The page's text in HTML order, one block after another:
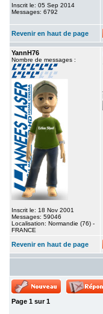
Inscrit le: 05 Sep 2014
Messages: 6792
Revenir en haut de page
YannH76
Nombre de messages :
Inscrit le: 18 Nov 2001
Messages: 59046
Localisation: Normandie (76) -
FRANCE
Revenir en haut de page
Page 1 sur1